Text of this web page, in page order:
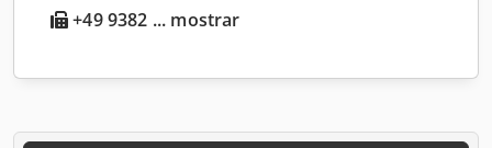
+49 9382 ... mostrar